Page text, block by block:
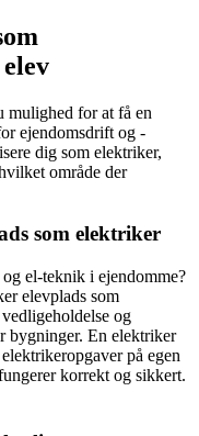
mulighed for at få en
ejendomsdrift og -
dig som elektriker,
område der
som elektriker
el-teknik i ejendomme?
elevplads som
og
bygninger. En elektriker
på egen
korrekt og sikkert.